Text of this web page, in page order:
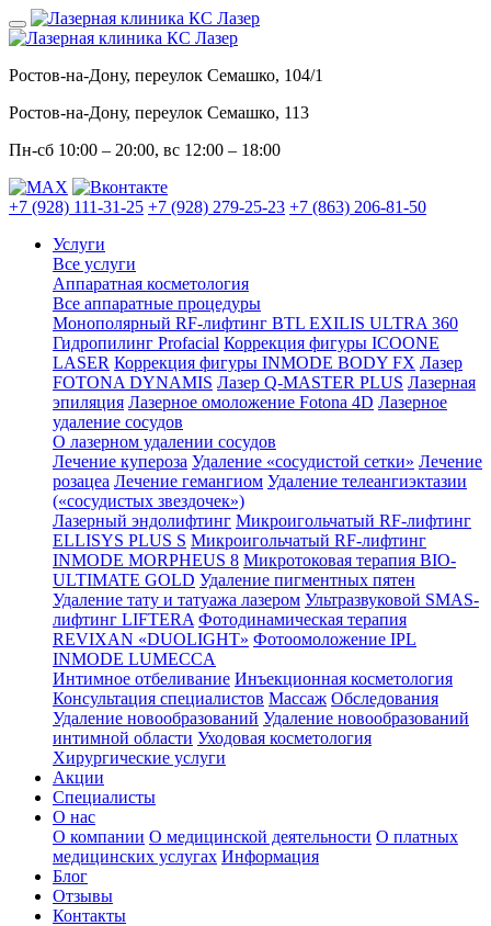
Ростов-на-Дону, переулок Семашко, 104/1
Ростов-на-Дону, переулок Семашко, 113
Пн-сб 10:00 – 20:00, вс 12:00 – 18:00
+7 (928) 111-31-25 +7 (928) 279-25-23 +7 (863) 206-81-50
Услуги
Все услуги
Аппаратная косметология
Все аппаратные процедуры
Монополярный RF-лифтинг BTL EXILIS ULTRA 360
Гидропилинг Profacial Коррекция фигуры ICOONE
LASER Коррекция фигуры INMODE BODY FX Лазер
FOTONA DYNAMIS Лазер Q-MASTER PLUS Лазерная
эпиляция Лазерное омоложение Fotona 4D Лазерное
удаление сосудов
О лазерном удалении сосудов
Лечение купероза Удаление «сосудистой сетки» Лечение
розацеа Лечение гемангиом Удаление телеангиэктазии
(«сосудистых звездочек»)
Лазерный эндолифтинг Микроигольчатый RF-лифтинг
ELLISYS PLUS S Микроигольчатый RF-лифтинг
INMODE MORPHEUS 8 Микротоковая терапия BIO-
ULTIMATE GOLD Удаление пигментных пятен
Удаление тату и татуажа лазером Ультразвуковой SMAS-
лифтинг LIFTERA Фотодинамическая терапия
REVIXAN «DUOLIGHT» Фотоомоложение IPL
INMODE LUMECCA
Интимное отбеливание Инъекционная косметология
Консультация специалистов Массаж Обследования
Удаление новообразований Удаление новообразований
интимной области Уходовая косметология
Хирургические услуги
Акции
Специалисты
О нас
О компании О медицинской деятельности О платных
медицинских услугах Информация
Блог
Отзывы
Контакты